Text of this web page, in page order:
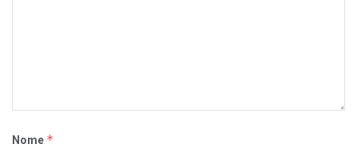
Nome *